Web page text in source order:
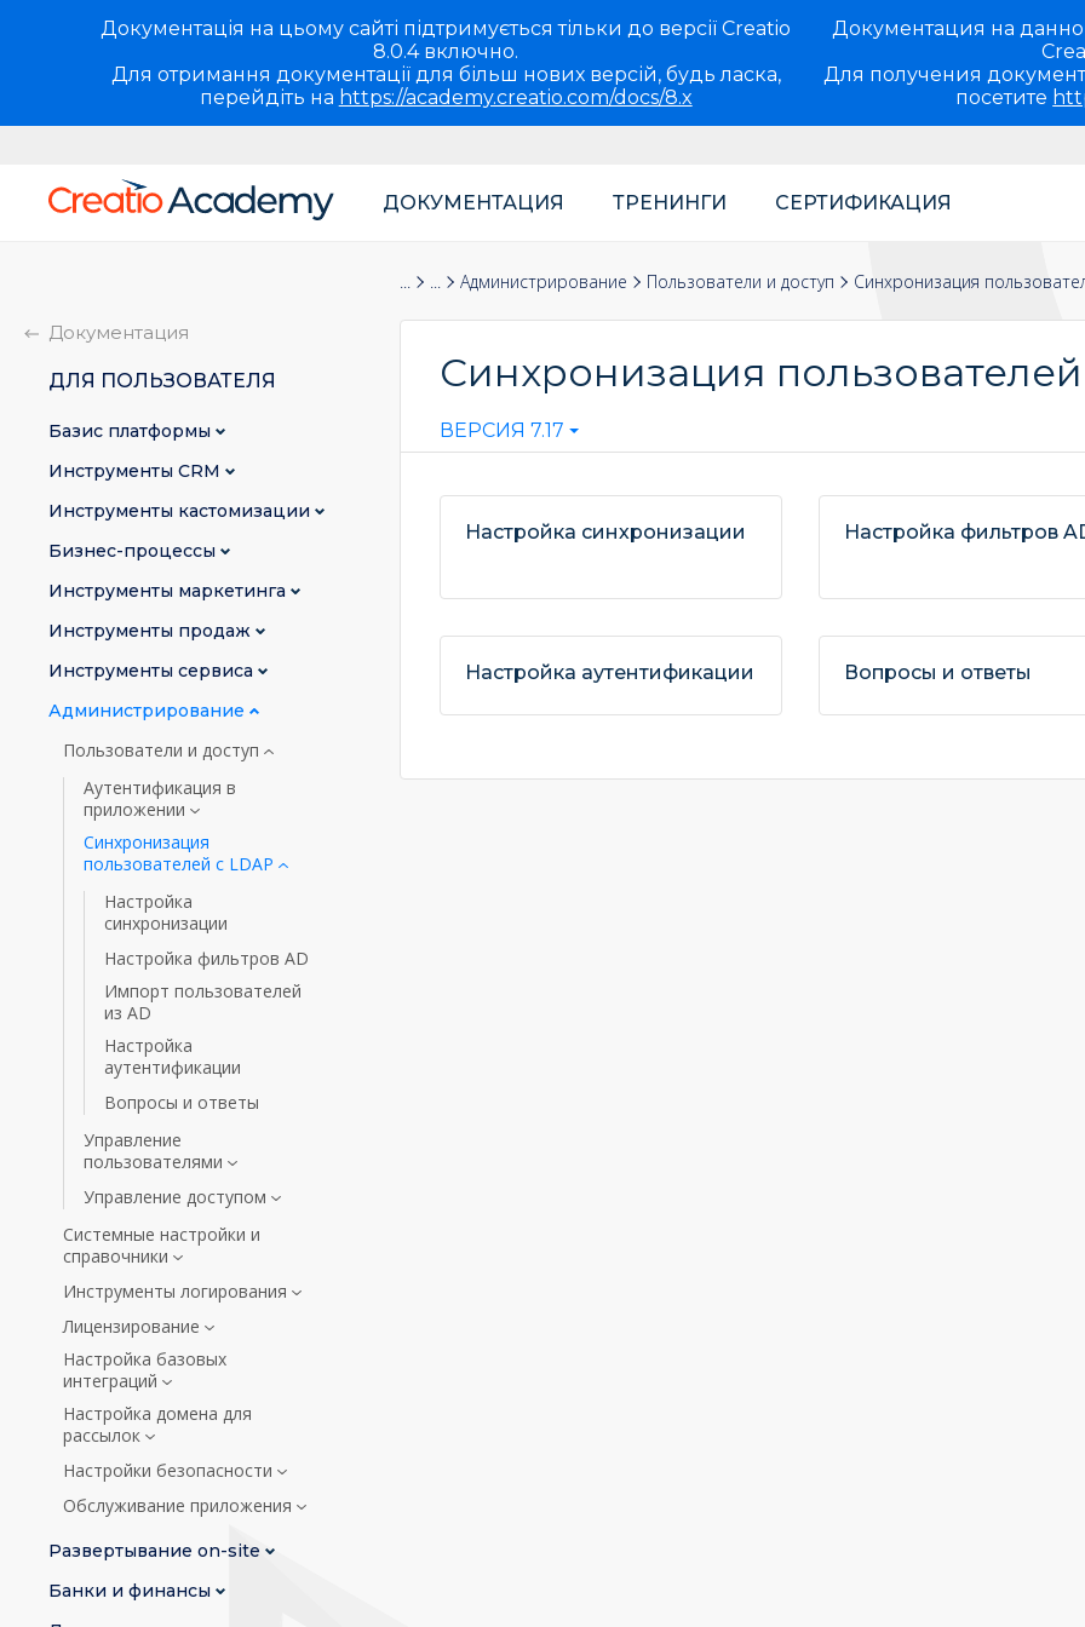
Документація на цьому сайті підтримується тільки до версії Creatio
8.0.4 включно.
Для отримання документації для більш нових версій, будь ласка,
перейдіть на https://academy.creatio.com/docs/8.x
Документация на
Для получения
посетите
Основная
ДОКУМЕНТАЦИЯ ТРЕНИНГИ СЕРТИФИКАЦИЯ
Документация
Для пользователя
Администрирование Пользователи и доступ Синхронизация
Синхронизация
ВЕРСИЯ 7.17
Настройка синхронизации Настройка фильтров
Настройка аутентификации Вопросы и ответы
Документация
ДЛЯ ПОЛЬЗОВАТЕЛЯ
Базис платформы
Инструменты CRM
Инструменты кастомизации
Бизнес-процессы
Инструменты маркетинга
Инструменты продаж
Инструменты сервиса
Администрирование
Пользователи и доступ
Аутентификация в
приложении
Синхронизация
пользователей с LDAP
Настройка
синхронизации
Настройка фильтров AD
Импорт пользователей
из AD
Настройка
аутентификации
Вопросы и ответы
Управление
пользователями
Управление доступом
Системные настройки и
справочники
Инструменты логирования
Лицензирование
Настройка базовых
интеграций
Настройка домена для
рассылок
Настройки безопасности
Обслуживание приложения
Развертывание on-site
Банки и финансы